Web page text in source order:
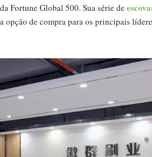
Fortune Global 500. Sua série de
opção de compra para os principais